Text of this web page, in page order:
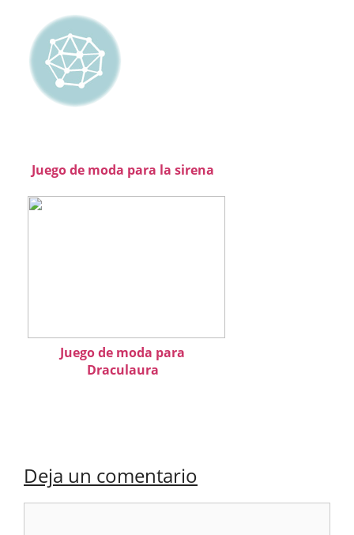
Juego de moda para la sirena
Juego de moda para
Draculaura
Deja un comentario